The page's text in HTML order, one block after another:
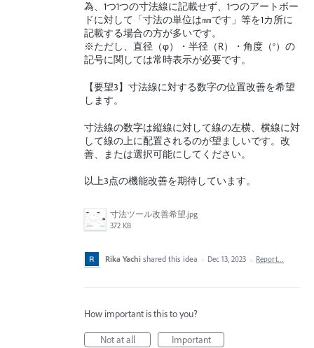
為、1つ1つの寸法線に記載せず、1つのアートボー
ドに対して「寸法の単位は㎜です」等を1カ所に
記載する場合の方が多いです。
※ただし、直径（φ）・半径（R）・角度（°）の
記号に関しては常時表示が必要です。
【要望3】寸法線に対する数字の位置改善を希望
します。
寸法線の数字は縦線に対して線の左横、横線に対
して線の上に配置されるのが望ましいです。改
善、または選択可能にしてください。
以上3点の機能改善を期待しています。
寸法ツール改善希望.jpg
372 KB
Rika Yachi shared this idea · Dec 13, 2023 · Report…
How important is this to you?
Not at all
Important